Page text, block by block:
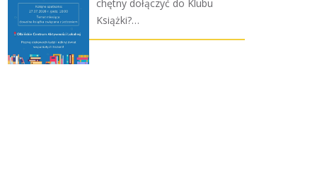
chętny dołączyć do Klubu
Książki?…